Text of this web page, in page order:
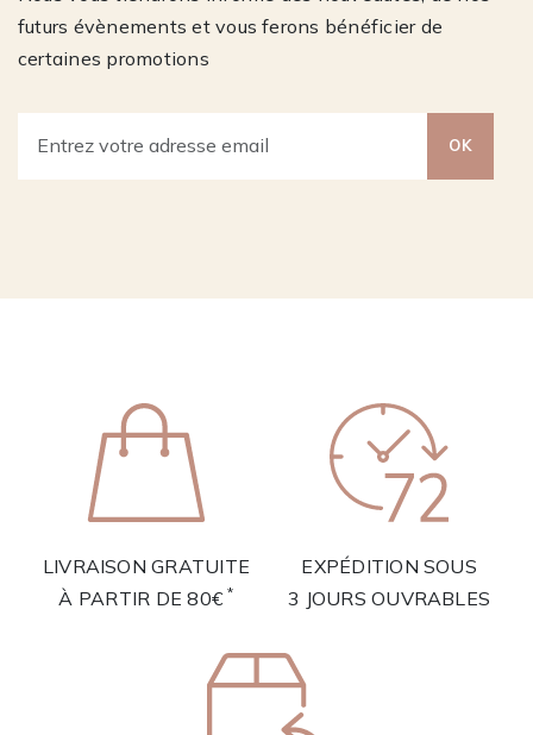
futurs évènements et vous ferons bénéficier de
certaines promotions
OK
LIVRAISON GRATUITE
À PARTIR DE 80€*
EXPÉDITION SOUS
3 JOURS OUVRABLES